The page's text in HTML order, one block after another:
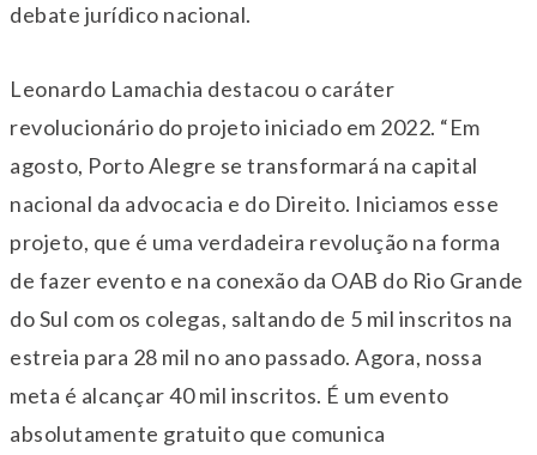
debate jurídico nacional.
Leonardo Lamachia destacou o caráter
revolucionário do projeto iniciado em 2022. “Em
agosto, Porto Alegre se transformará na capital
nacional da advocacia e do Direito. Iniciamos esse
projeto, que é uma verdadeira revolução na forma
de fazer evento e na conexão da OAB do Rio Grande
do Sul com os colegas, saltando de 5 mil inscritos na
estreia para 28 mil no ano passado. Agora, nossa
meta é alcançar 40 mil inscritos. É um evento
absolutamente gratuito que comunica